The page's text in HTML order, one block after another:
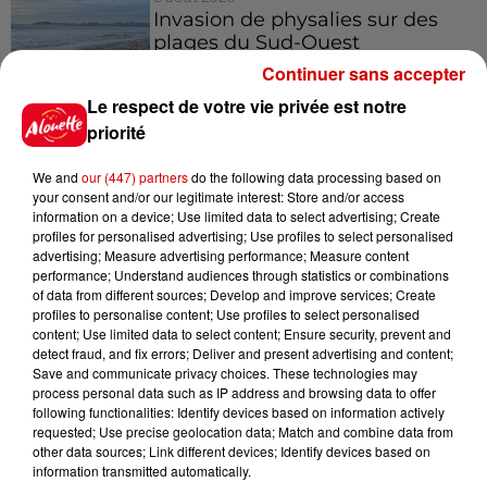
Invasion de physalies sur des
plages du Sud-Ouest
Jeux Voir plus
Gagnez vos places pour le
Festival du Roi Arthur 2026 !
Gagnez vos entrées pour le
Musée du Sport Automobile au
Mans !
Le respect de votre vie privée est notre
priorité
We and our (447) partnersdo the following data processing based on
your consent and/or our legitimate interest: Store and/or access
information on a device; Use limited data to select advertising; Create
profiles for personalised advertising; Use profiles to select personalised
advertising; Measure advertising performance; Measure content
performance; Understand audiences through statistics or combinations
of data from different sources; Develop and improve services; Create
profiles to personalise content; Use profiles to select personalised
content; Use limited data to select content; Ensure security, prevent and
detect fraud, and fix errors; Deliver and present advertising and content;
Save and communicate privacy choices. These technologies may
process personal data such as IP address and browsing data to offer
following functionalities: Identify devices based on information actively
requested; Use precise geolocation data; Match and combine data from
other data sources; Link different devices; Identify devices based on
information transmitted automatically.
Continuer sans accepter